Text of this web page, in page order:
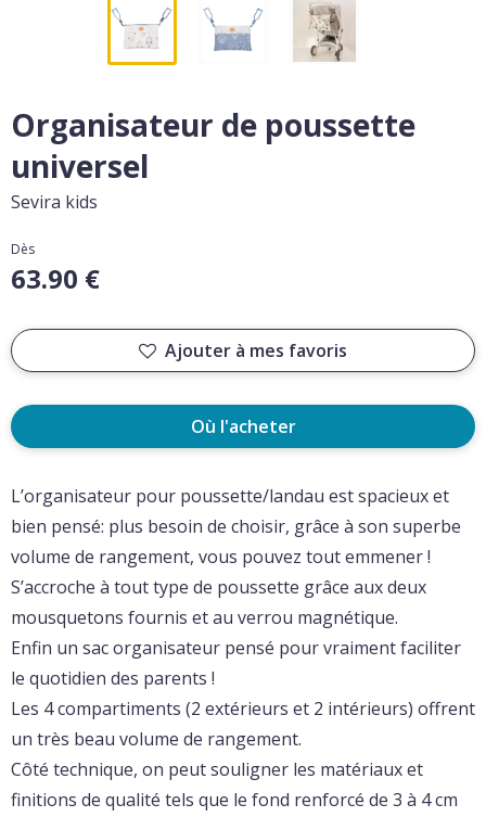
Organisateur de poussette
universel
Sevira kids
Dès
63.90 €
Ajouter à mes favoris
Où l'acheter
L’organisateur pour poussette/landau est spacieux et
bien pensé: plus besoin de choisir, grâce à son superbe
volume de rangement, vous pouvez tout emmener !
S’accroche à tout type de poussette grâce aux deux
mousquetons fournis et au verrou magnétique.
Enfin un sac organisateur pensé pour vraiment faciliter
le quotidien des parents !
Les 4 compartiments (2 extérieurs et 2 intérieurs) offrent
un très beau volume de rangement.
Côté technique, on peut souligner les matériaux et
finitions de qualité tels que le fond renforcé de 3 à 4 cm